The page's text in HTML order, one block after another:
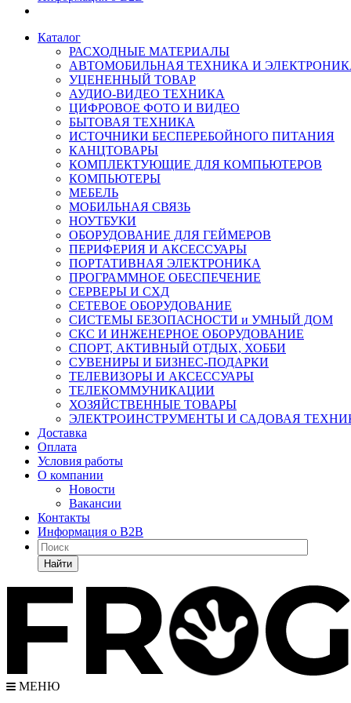
Каталог
РАСХОДНЫЕ МАТЕРИАЛЫ
АВТОМОБИЛЬНАЯ ТЕХНИКА И
УЦЕНЕННЫЙ ТОВАР
АУДИО-ВИДЕО ТЕХНИКА
ЦИФРОВОЕ ФОТО И ВИДЕО
БЫТОВАЯ ТЕХНИКА
ИСТОЧНИКИ БЕСПЕРЕБОЙНОГО ПИТАНИЯ
КАНЦТОВАРЫ
КОМПЛЕКТУЮЩИЕ ДЛЯ КОМПЬЮТЕРОВ
КОМПЬЮТЕРЫ
МЕБЕЛЬ
МОБИЛЬНАЯ СВЯЗЬ
НОУТБУКИ
ОБОРУДОВАНИЕ ДЛЯ ГЕЙМЕРОВ
ПЕРИФЕРИЯ И АКСЕССУАРЫ
ПОРТАТИВНАЯ ЭЛЕКТРОНИКА
ПРОГРАММНОЕ ОБЕСПЕЧЕНИЕ
СЕРВЕРЫ И СХД
СЕТЕВОЕ ОБОРУДОВАНИЕ
СИСТЕМЫ БЕЗОПАСНОСТИ и УМНЫЙ ДОМ
СКС И ИНЖЕНЕРНОЕ ОБОРУДОВАНИЕ
СПОРТ, АКТИВНЫЙ ОТДЫХ, ХОББИ
СУВЕНИРЫ И БИЗНЕС-ПОДАРКИ
ТЕЛЕВИЗОРЫ И АКСЕССУАРЫ
ТЕЛЕКОММУНИКАЦИИ
ХОЗЯЙСТВЕННЫЕ ТОВАРЫ
ЭЛЕКТРОИНСТРУМЕНТЫ И САДОВАЯ
Доставка
Оплата
Условия работы
О компании
Новости
Вакансии
Контакты
Информация о B2B
Найти
МЕНЮ